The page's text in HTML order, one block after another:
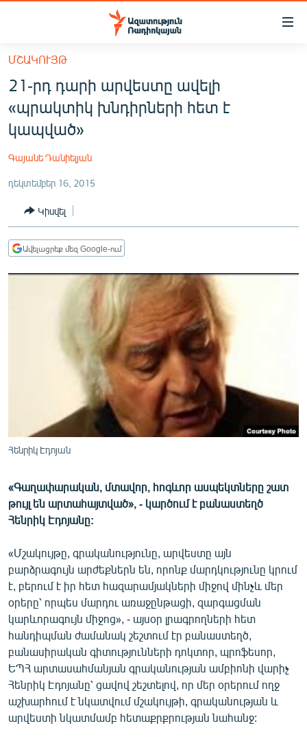
Մատչելիության
հիմնական
բովանդակությանը
հիմնական
մենյուին
ՀԱՅԱՍՏԱՆ
ՔԱՂԱՔԱԿԱՆ
ՏՆՏԵՍՈՒԹՅՈՒՆ
ՂԱՐԱԲԱՂ
ՄԵԿՆԱԲԱՆՈՒԹՅՈՒՆ
ՏՏ ԵՒ ԻՆՏԵՐՆԵՏ
ՏԵՍԱՆՅՈՒԹԵՐ
ԲԱՆԱՎԵՃ
ՓՈԴՔԱՍԹ
Հայերեն
English
Русский
ՀԵՏԵՎԵՔ ՄԵԶ
ՄՇԱԿՈՒՅԹ
21-րդ դարի արվեստը ավելի
«պրակտիկ խնդիրների հետ է
կապված»
Գայանե Դանիելյան
դեկտեմբեր 16, 2015
Կիսվել
Ավելացրեք մեզ Google-ում
Հենրիկ Էդոյան
«Գաղափարական, մտավոր, հոգևոր ասպեկտները շատ
թույլ են արտահայտված», - կարծում է բանաստեղծ
Հենրիկ Էդոյանը:
«Մշակույթը, գրականությունը, արվեստը այն
բարձրագույն արժեքներն են, որոնք մարդկությունը կրում
է, բերում է իր հետ հազարամյակների միջով մինչև մեր
օրերը՝ որպես մարդու առաջընթացի, զարգացման
կարևորագույն միջոց», - այսօր լրագրողների հետ
հանդիպման ժամանակ շեշտում էր բանաստեղծ,
բանասիրական գիտությունների դոկտոր, պրոֆեսոր,
ԵՊՀ արտասահմանյան գրականության ամբիոնի վարիչ
Հենրիկ Էդոյանը՝ ցավով շեշտելով, որ մեր օրերում ողջ
աշխարհում է նկատվում մշակույթի, գրականության և
արվեստի նկատմամբ հետաքրքրության նահանջ: